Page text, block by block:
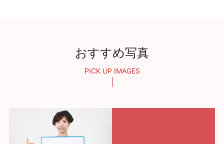
おすすめ写真
PICK UP IMAGES